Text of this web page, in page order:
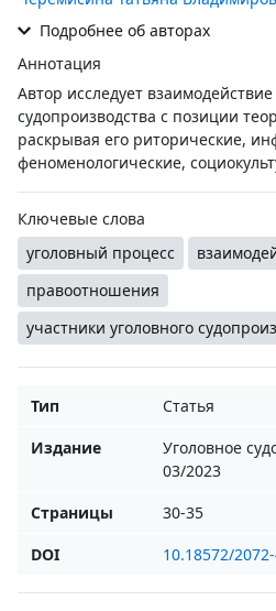
Подробнее об авторах
Аннотация
Автор исследует
судопроизводства с позиции
раскрывая его риторические,
феноменологические,
Ключевые слова
уголовный процесс
правоотношения
участники уголовного
Тип
Статья
Издание
Уголовное
03/2023
Страницы
30-35
DOI
10.18572/